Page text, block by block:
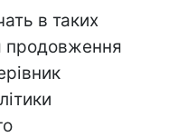
в таких
продовження